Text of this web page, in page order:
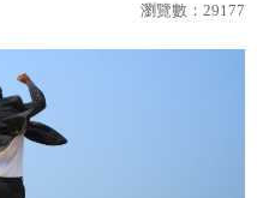
瀏覽數： 29177